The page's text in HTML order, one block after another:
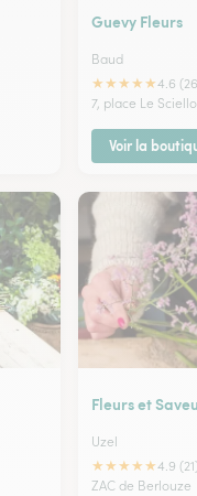
Guevy Fleurs
Baud
★★★★★4.6
7, place Le
Voir la
Fleurs et
Uzel
★★★★★4.9
ZAC de Berlouze